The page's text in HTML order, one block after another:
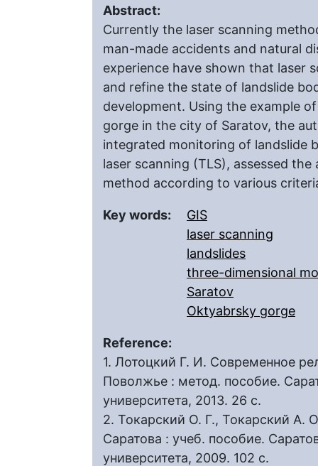
Abstract:
Currently the laser scanning
man-made accidents and natural
experience have shown that laser
and refine the state of landslide
development. Using the example
gorge in the city of Saratov, the
integrated monitoring of landslide
laser scanning (TLS), assessed
method according to various
Key words:
GIS
laser scanning
landslides
three-dimensional
Saratov
Oktyabrsky gorge
Reference:
1. Лотоцкий Г. И. Современное
Поволжье : метод. пособие.
университета, 2013. 26 с.
2. Токарский О. Г., Токарский А.
Саратова : учеб. пособие.
университета, 2009. 102 с.